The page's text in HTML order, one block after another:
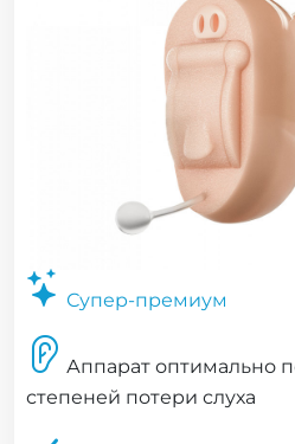
Супер-премиум
Аппарат оптимально
степеней потери слуха